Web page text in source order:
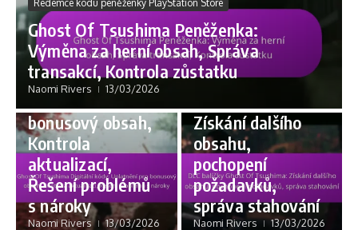
Redemce kódu peněženky PlayStation Store
Ghost Of Tsushima Peněženka:
Výměna za herní obsah, Správa
transakcí, Kontrola zůstatku
Naomi Rivers 13/03/2026
PlayStation Store
Ghost Of
Tsushima
Digitální kódy:
Uplatnění pro
bonusový obsah,
Kontrola
aktualizací,
Řešení problémů
s nároky
Naomi Rivers 13/03/2026
Nároky na DLC oprávnění
DLC balíčky
Ghost Of
Získání dalšího
obsahu,
pochopení
požadavků,
správa stahování
Naomi Rivers 13/03/2026